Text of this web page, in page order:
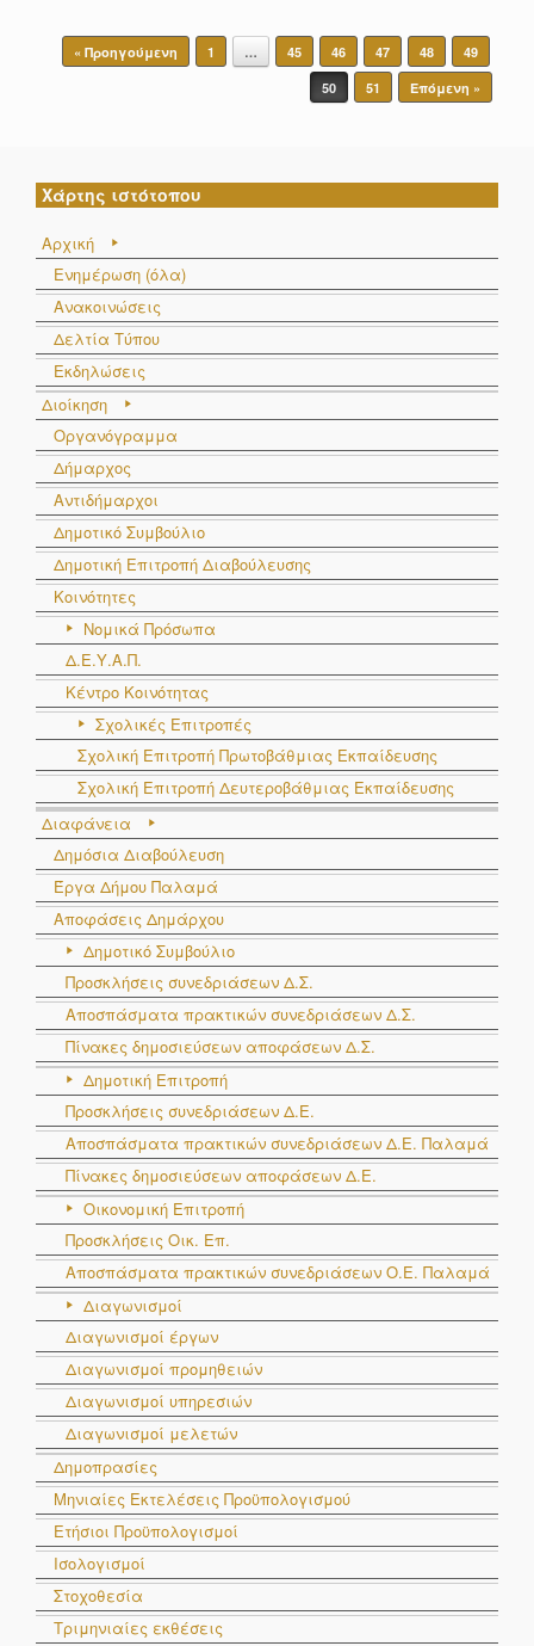
Post navigation
« Προηγούμενη 1 … 45 46 47 48
49
50
51 Επόμενη »
Χάρτης ιστότοπου
Αρχική
Ενημέρωση (όλα)
Ανακοινώσεις
Δελτία Τύπου
Εκδηλώσεις
Διοίκηση
Οργανόγραμμα
Δήμαρχος
Αντιδήμαρχοι
Δημοτικό Συμβούλιο
Δημοτική Επιτροπή Διαβούλευσης
Κοινότητες
Νομικά Πρόσωπα
Δ.Ε.Υ.Α.Π.
Κέντρο Κοινότητας
Σχολικές Επιτροπές
Σχολική Επιτροπή Πρωτοβάθμιας Εκπαίδευσης
Σχολική Επιτροπή Δευτεροβάθμιας Εκπαίδευσης
Διαφάνεια
Δημόσια Διαβούλευση
Έργα Δήμου Παλαμά
Αποφάσεις Δημάρχου
Δημοτικό Συμβούλιο
Προσκλήσεις συνεδριάσεων Δ.Σ.
Αποσπάσματα πρακτικών συνεδριάσεων Δ.Σ.
Πίνακες δημοσιεύσεων αποφάσεων Δ.Σ.
Δημοτική Επιτροπή
Προσκλήσεις συνεδριάσεων Δ.Ε.
Αποσπάσματα πρακτικών συνεδριάσεων Δ.E. Παλαμά
Πίνακες δημοσιεύσεων αποφάσεων Δ.Ε.
Οικονομική Επιτροπή
Προσκλήσεις Οικ. Επ.
Αποσπάσματα πρακτικών συνεδριάσεων Ο.E. Παλαμά
Διαγωνισμοί
Διαγωνισμοί έργων
Διαγωνισμοί προμηθειών
Διαγωνισμοί υπηρεσιών
Διαγωνισμοί μελετών
Δημοπρασίες
Μηνιαίες Εκτελέσεις Προϋπολογισμού
Ετήσιοι Προϋπολογισμοί
Ισολογισμοί
Στοχοθεσία
Τριμηνιαίες εκθέσεις